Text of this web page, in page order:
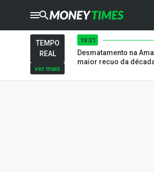
CRYPTOTIMES
TIMES
Ibovespa
TEMPO
REAL
ver mais
19:31
Desmatamento na
maior recuo da